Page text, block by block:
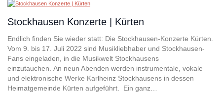
Stockhausen Konzerte | Kürten
Endlich finden Sie wieder statt: Die Stockhausen-Konzerte Kürten.
Vom 9. bis 17. Juli 2022 sind Musikliebhaber und Stockhausen-
Fans eingeladen, in die Musikwelt Stockhausens
einzutauchen. An neun Abenden werden instrumentale, vokale
und elektronische Werke Karlheinz Stockhausens in dessen
Heimatgemeinde Kürten aufgeführt. Ein ganz…